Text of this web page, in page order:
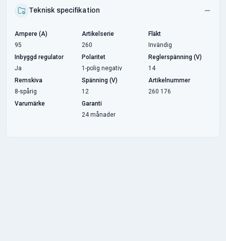
Teknisk specifikation
Ampere (A)
95
Artikelserie
260
Fläkt
Invändig
Inbyggd regulator
Ja
Polaritet
1-polig negativ
Reglerspänning (V)
14
Remskiva
8-spårig
Spänning (V)
12
Artikelnummer
260 176
Varumärke
Garanti
24 månader